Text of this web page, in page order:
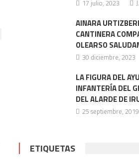
17 julio, 2023
AINARA
CANTINERA
OLEARSO
30 diciembre, 2023
LA FIGURA DEL
INFANTERÍA DEL
DEL ALARDE DE
25 septiembre, 2019
ETIQUETAS